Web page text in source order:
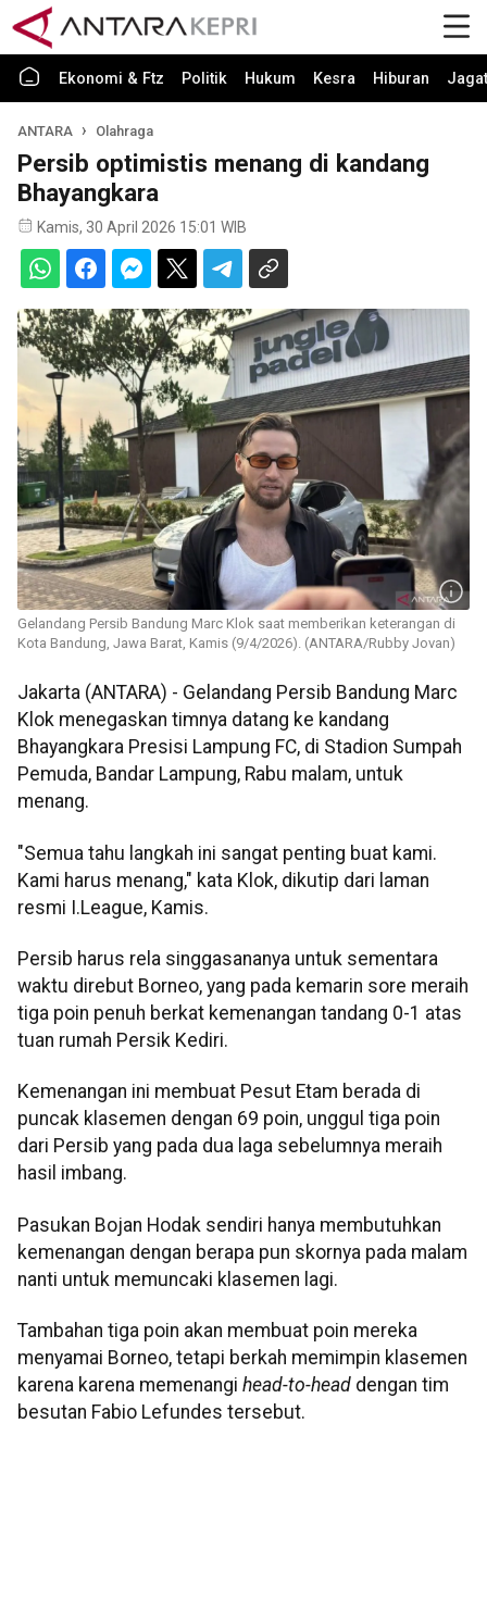
Ekonomi & Ftz Politik Hukum Kesra Hiburan Jagat
ANTARA Olahraga
Persib optimistis menang di kandang
Bhayangkara
Kamis, 30 April 2026 15:01 WIB
Gelandang Persib Bandung Marc Klok saat memberikan keterangan di
Kota Bandung, Jawa Barat, Kamis (9/4/2026). (ANTARA/Rubby Jovan)
Jakarta (ANTARA) - Gelandang Persib Bandung Marc
Klok menegaskan timnya datang ke kandang
Bhayangkara Presisi Lampung FC, di Stadion Sumpah
Pemuda, Bandar Lampung, Rabu malam, untuk
menang.
"Semua tahu langkah ini sangat penting buat kami.
Kami harus menang," kata Klok, dikutip dari laman
resmi I.League, Kamis.
Persib harus rela singgasananya untuk sementara
waktu direbut Borneo, yang pada kemarin sore meraih
tiga poin penuh berkat kemenangan tandang 0-1 atas
tuan rumah Persik Kediri.
Kemenangan ini membuat Pesut Etam berada di
puncak klasemen dengan 69 poin, unggul tiga poin
dari Persib yang pada dua laga sebelumnya meraih
hasil imbang.
Pasukan Bojan Hodak sendiri hanya membutuhkan
kemenangan dengan berapa pun skornya pada malam
nanti untuk memuncaki klasemen lagi.
Tambahan tiga poin akan membuat poin mereka
menyamai Borneo, tetapi berkah memimpin klasemen
karena karena memenangi head-to-head dengan tim
besutan Fabio Lefundes tersebut.